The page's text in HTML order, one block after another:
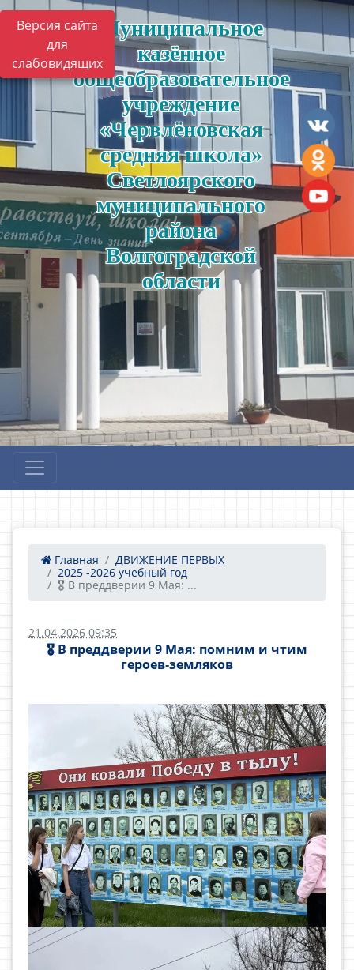
Версия сайта
для
слабовидящих
Муниципальное
казённое
общеобразовательное
учреждение
«Червлёновская
средняя школа»
Светлоярского
муниципального
района
Волгоградской
области
Главная
ДВИЖЕНИЕ ПЕРВЫХ
2025 -2026 учебный год
🎖 В преддверии 9 Мая: ...
21.04.2026 09:35
🎖 В преддверии 9 Мая: помним и чтим
героев‑земляков